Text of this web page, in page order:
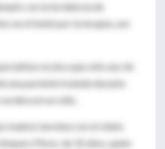
con la incidencia de
en el bebé por la terapia, son
recalca que sólo uno de
una paciente tratada durante
en un oído.
madres termina con el relato
Pérez, de 32 años, quien